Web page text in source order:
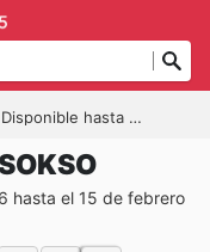
Disponible hasta el 15/02/2026
hasta el 15 de febrero